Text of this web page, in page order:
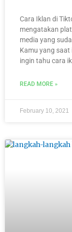
Cara Iklan di
mengatakan
media yang
Kamu yang saat
ingin tahu cara
READ MORE »
February 10, 2021